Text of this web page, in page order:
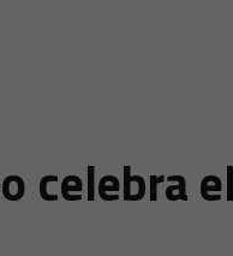
celebra